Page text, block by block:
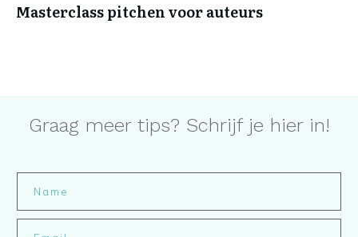
Masterclass pitchen voor auteurs
Graag meer tips? Schrijf je hier in!